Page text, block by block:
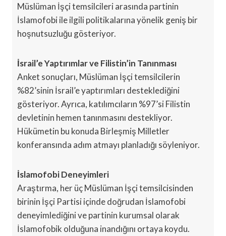
Müslüman İşçi temsilcileri arasında partinin
İslamofobi ile ilgili politikalarına yönelik geniş bir
hoşnutsuzluğu gösteriyor.
İsrail’e Yaptırımlar ve Filistin’in Tanınması
Anket sonuçları, Müslüman İşçi temsilcilerin
%82’sinin İsrail’e yaptırımları desteklediğini
gösteriyor. Ayrıca, katılımcıların %97’si Filistin
devletinin hemen tanınmasını destekliyor.
Hükümetin bu konuda Birleşmiş Milletler
konferansında adım atmayı planladığı söyleniyor.
İslamofobi Deneyimleri
Araştırma, her üç Müslüman İşçi temsilcisinden
birinin İşçi Partisi içinde doğrudan İslamofobi
deneyimlediğini ve partinin kurumsal olarak
İslamofobik olduğuna inandığını ortaya koydu.